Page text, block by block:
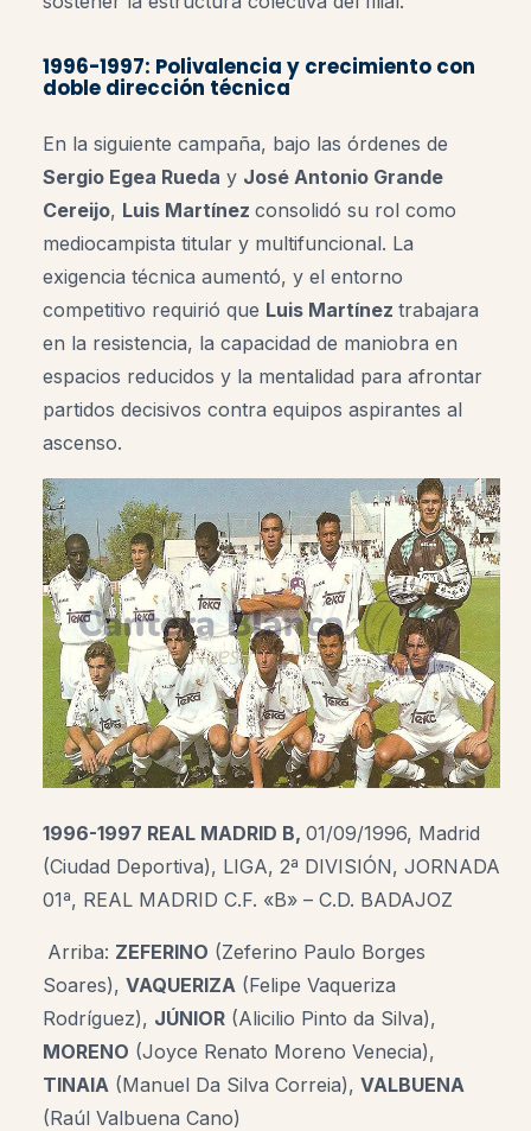
1996-1997: Polivalencia y crecimiento con
doble dirección técnica
En la siguiente campaña, bajo las órdenes de
Sergio Egea Rueda y José Antonio Grande
Cereijo, Luis Martínez consolidó su rol como
mediocampista titular y multifuncional. La
exigencia técnica aumentó, y el entorno
competitivo requirió que Luis Martínez trabajara
en la resistencia, la capacidad de maniobra en
espacios reducidos y la mentalidad para afrontar
partidos decisivos contra equipos aspirantes al
ascenso.
1996-1997 REAL MADRID B, 01/09/1996, Madrid
(Ciudad Deportiva), LIGA, 2ª DIVISIÓN, JORNADA
01ª, REAL MADRID C.F. «B» – C.D. BADAJOZ
Arriba: ZEFERINO (Zeferino Paulo Borges
Soares), VAQUERIZA (Felipe Vaqueriza
Rodríguez), JÚNIOR (Alicilio Pinto da Silva),
MORENO (Joyce Renato Moreno Venecia),
TINAIA (Manuel Da Silva Correia), VALBUENA
(Raúl Valbuena Cano)